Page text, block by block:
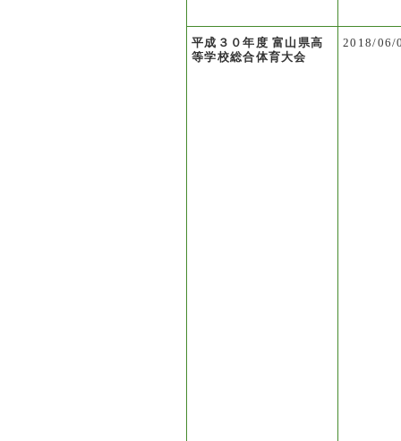
平成３０年度 富山県高
等学校総合体育大会
2018/06/